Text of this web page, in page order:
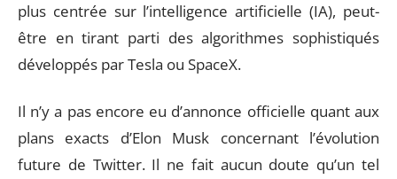
plus centrée sur l’intelligence artificielle (IA), peut-
être en tirant parti des algorithmes sophistiqués
développés par Tesla ou SpaceX.
Il n’y a pas encore eu d’annonce officielle quant aux
plans exacts d’Elon Musk concernant l’évolution
future de Twitter. Il ne fait aucun doute qu’un tel